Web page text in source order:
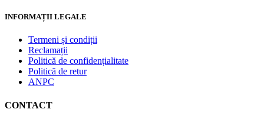
INFORMAȚII LEGALE
Termeni și condiții
Reclamații
Politică de confidențialitate
Politică de retur
ANPC
CONTACT